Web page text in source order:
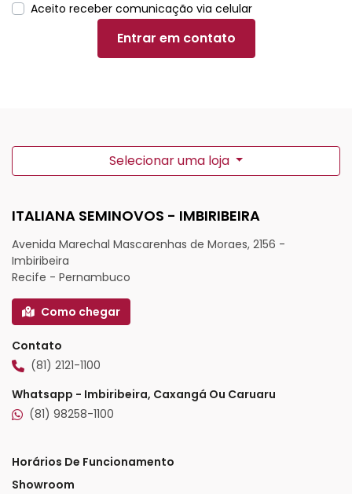
Aceito receber comunicação via celular
Entrar em contato
Selecionar uma loja
ITALIANA SEMINOVOS - IMBIRIBEIRA
Avenida Marechal Mascarenhas de Moraes, 2156 -
Imbiribeira
Recife - Pernambuco
Como chegar
Contato
(81) 2121-1100
Whatsapp - Imbiribeira, Caxangá Ou Caruaru
(81) 98258-1100
Horários De Funcionamento
Showroom